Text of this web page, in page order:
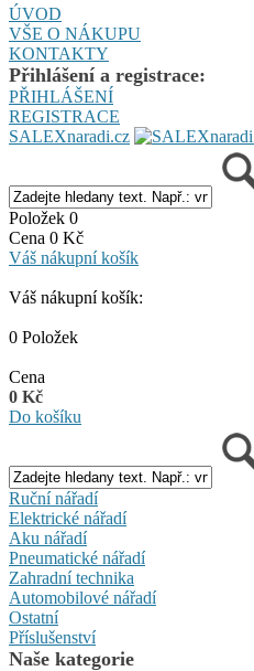
ÚVOD
VŠE O NÁKUPU
KONTAKTY
Přihlášení a registrace:
PŘIHLÁŠENÍ
REGISTRACE
SALEXnaradi.cz
Položek 0
Cena 0 Kč
Váš nákupní košík
Váš nákupní košík:
0 Položek
Cena
0 Kč
Do košíku
Ruční nářadí
Elektrické nářadí
Aku nářadí
Pneumatické nářadí
Zahradní technika
Automobilové nářadí
Ostatní
Příslušenství
Naše kategorie